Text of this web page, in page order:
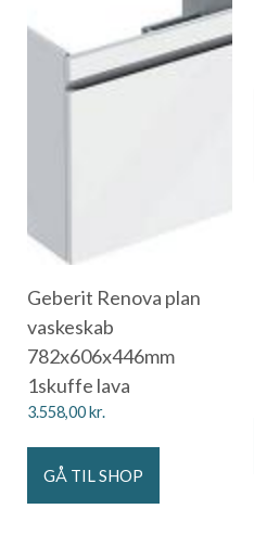
Geberit Renova plan
vaskeskab
782x606x446mm
1skuffe lava
3.558,00kr.
GÅ TIL SHOP